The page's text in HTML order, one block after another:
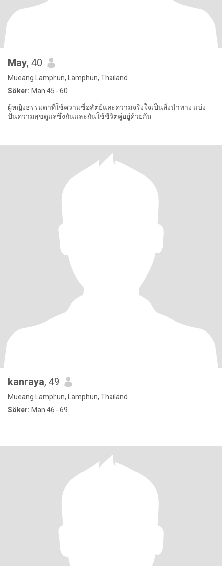
May, 40
Mueang Lamphun, Lamphun, Thailand
Söker: Man 45 - 60
ผู้หญิงธรรมดาที่ใช้ความซื่อสัตย์และความจริงใจเป็นสิ่งนำทาง แบ่ง
ปันความสุขดูแลซึ่งกันและกันใช้ชีวิตคู่อยู่ด้วยกัน
kanraya, 49
Mueang Lamphun, Lamphun, Thailand
Söker: Man 46 - 69